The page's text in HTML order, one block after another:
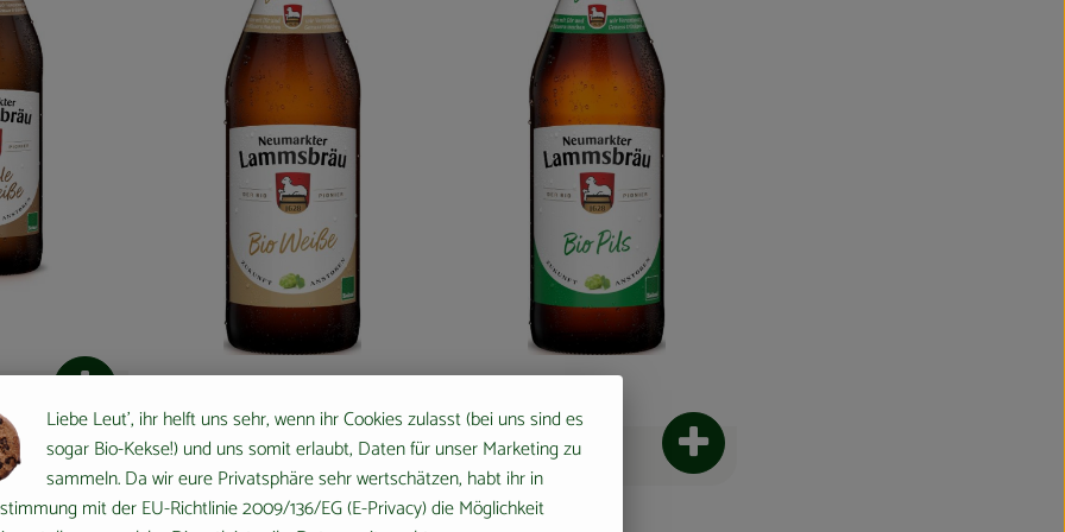
Weisse 2,00 €/ 0,5l
Produkt zum Warenkorb hinzufügen
2,00 €/ 0,5l
Produkt zum Warenkorb hinzufügen
Liebe Leut', ihr helft uns sehr, wenn ihr Cookies zulasst (bei uns sind es
sogar Bio-Kekse!) und uns somit erlaubt, Daten für unser Marketing zu
sammeln. Da wir eure Privatsphäre sehr wertschätzen, habt ihr in
mit der EU-Richtlinie 2009/136/EG (E-Privacy) die Möglichkeit